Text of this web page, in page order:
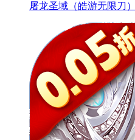
屠龙圣域（皓游无限刀）